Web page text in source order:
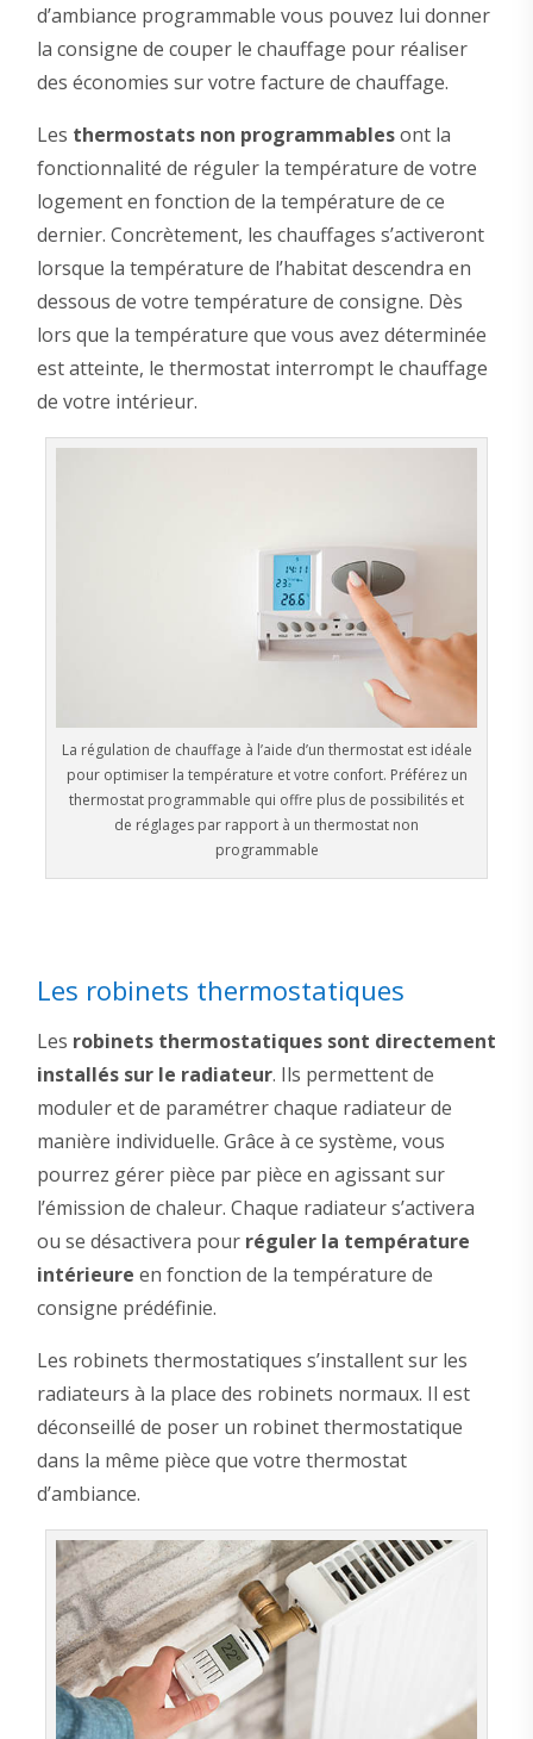
d’ambiance programmable vous pouvez lui donner
la consigne de couper le chauffage pour réaliser
des économies sur votre facture de chauffage.
Les thermostats non programmablesont la
fonctionnalité de réguler la température de votre
logement en fonction de la température de ce
dernier. Concrètement, les chauffages s’activeront
lorsque la température de l’habitat descendra en
dessous de votre température de consigne. Dès
lors que la température que vous avez déterminée
est atteinte, le thermostat interrompt le chauffage
de votre intérieur.
La régulation de chauffage à l’aide d’un thermostat est idéale
pour optimiser la température et votre confort. Préférez un
thermostat programmable qui offre plus de possibilités et
de réglages par rapport à un thermostat non
programmable
Les robinets thermostatiques
Les robinets thermostatiques sont directement
installés sur le radiateur. Ils permettent de
moduler et de paramétrer chaque radiateur de
manière individuelle. Grâce à ce système, vous
pourrez gérer pièce par pièce en agissant sur
l’émission de chaleur. Chaque radiateur s’activera
ou se désactivera pour réguler la température
intérieure en fonction de la température de
consigne prédéfinie.
Les robinets thermostatiques s’installent sur les
radiateurs à la place des robinets normaux. Il est
déconseillé de poser un robinet thermostatique
dans la même pièce que votre thermostat
d’ambiance.